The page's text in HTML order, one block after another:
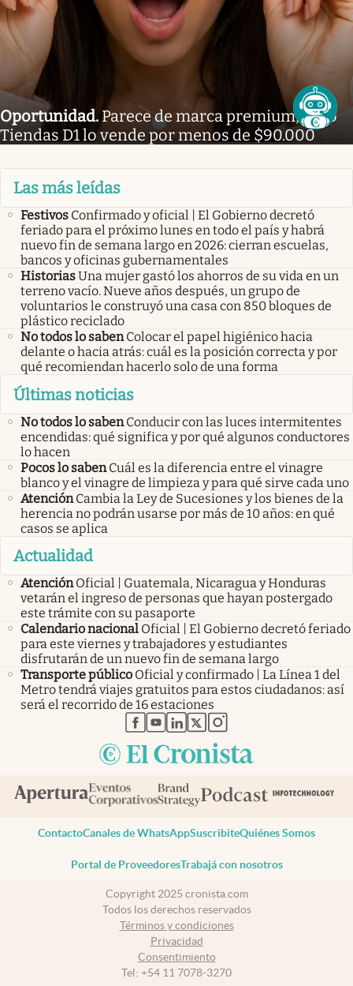
Oportunidad. Parece de marca premium, pero
Tiendas D1 lo vende por menos de $90.000
Las más leídas
Festivos Confirmado y oficial | El Gobierno decretó
feriado para el próximo lunes en todo el país y habrá
nuevo fin de semana largo en 2026: cierran escuelas,
bancos y oficinas gubernamentales
HistoriasUna mujer gastó los ahorros de su vida en un
terreno vacío. Nueve años después, un grupo de
voluntarios le construyó una casa con 850 bloques de
plástico reciclado
No todos lo saben Colocar el papel higiénico hacia
delante o hacia atrás: cuál es la posición correcta y por
qué recomiendan hacerlo solo de una forma
Últimas noticias
No todos lo saben Conducir con las luces intermitentes
encendidas: qué significa y por qué algunos conductores
lo hacen
Pocos lo saben Cuál es la diferencia entre el vinagre
blanco y el vinagre de limpieza y para qué sirve cada uno
Atención Cambia la Ley de Sucesiones y los bienes de la
herencia no podrán usarse por más de 10 años: en qué
casos se aplica
Actualidad
Atención Oficial | Guatemala, Nicaragua y Honduras
vetarán el ingreso de personas que hayan postergado
este trámite con su pasaporte
Calendario nacional Oficial | El Gobierno decretó feriado
para este viernes y trabajadores y estudiantes
disfrutarán de un nuevo fin de semana largo
Transporte público Oficial y confirmado | La Línea 1 del
Metro tendrá viajes gratuitos para estos ciudadanos: así
será el recorrido de 16 estaciones
abre en nueva pestaña
abre en nueva pestaña
abre en nueva pestaña
abre en nueva pestaña
abre en nueva pestaña
ContactoCanales de WhatsAppSuscribiteQuiénes Somos
Portal de ProveedoresTrabajá con nosotros
Copyright 2025 cronista.com
Todos los derechos reservados
Términos y condiciones
Privacidad
Consentimiento
Tel: +54 11 7078-3270